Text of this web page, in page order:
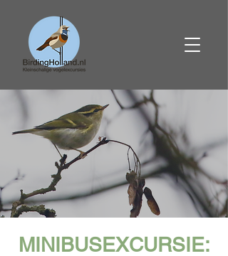
MINIBUSEXCURSIE: